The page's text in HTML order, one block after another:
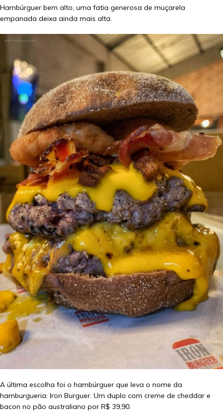
Hambúrguer bem alto, uma fatia generosa de muçarela
empanada deixa ainda mais alta.
A última escolha foi o hambúrguer que leva o nome da
hamburgueria: Iron Burguer. Um duplo com creme de cheddar e
bacon no pão australiano por R$ 39,90.